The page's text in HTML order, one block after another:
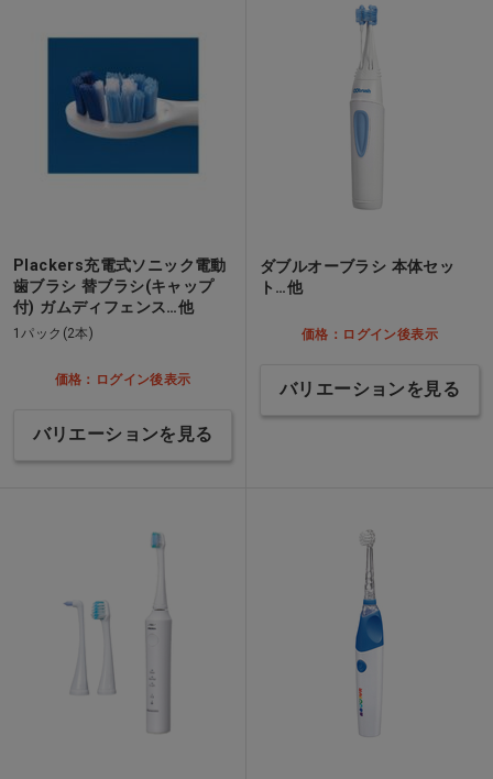
Plackers充電式ソニック電動
歯ブラシ 替ブラシ(キャップ
付) ガムディフェンス…他
1パック(2本)
価格：ログイン後表示
バリエーションを見る
ダブルオーブラシ 本体セッ
ト…他
価格：ログイン後表示
バリエーションを見る